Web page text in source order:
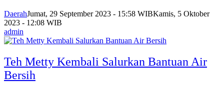
DaerahJumat, 29 September 2023 - 15:58 WIBKamis, 5 Oktober
2023 - 12:08 WIB
admin
Teh Metty Kembali Salurkan Bantuan Air
Bersih